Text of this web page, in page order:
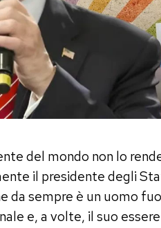
del mondo non lo
il presidente degli
da sempre è un uomo
e, a volte, il suo